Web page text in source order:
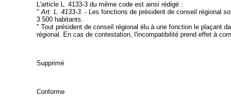
L'article L. 4133-3 du même code est ainsi rédigé :
"Art. L. 4133-3. - Les fonctions de président de conseil régional
3 500 habitants.
" Tout président de conseil régional élu à une fonction le plaçant
régional. En cas de contestation, l'incompatibilité prend effet à
Supprimé
Conforme